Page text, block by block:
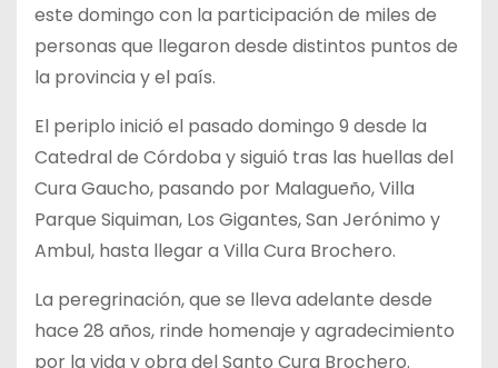
este domingo con la participación de miles de
personas que llegaron desde distintos puntos de
la provincia y el país.
El periplo inició el pasado domingo 9 desde la
Catedral de Córdoba y siguió tras las huellas del
Cura Gaucho, pasando por Malagueño, Villa
Parque Siquiman, Los Gigantes, San Jerónimo y
Ambul, hasta llegar a Villa Cura Brochero.
La peregrinación, que se lleva adelante desde
hace 28 años, rinde homenaje y agradecimiento
por la vida y obra del Santo Cura Brochero.